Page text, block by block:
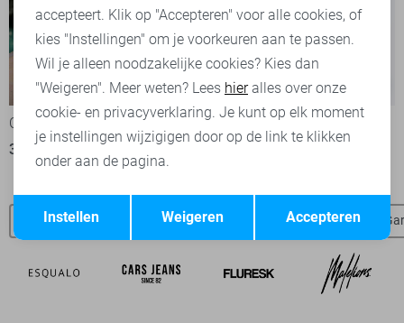
-50%
C&S The Label Blouse
30,00
Blush
Regular waist
Only Jeans
35,00
Dames Garcia SALE Garcia t-shirts Garcia blouses
Terug Opslaan
accepteert. Klik op "Accepteren" voor alle cookies, of
kies "Instellingen" om je voorkeuren aan te passen.
Wil je alleen noodzakelijke cookies? Kies dan
"Weigeren". Meer weten? Lees hieralles over onze
cookie- en privacyverklaring. Je kunt op elk moment
je instellingen wijzigigen door op de link te klikken
onder aan de pagina.
Accepteren
Weigeren
Instellen